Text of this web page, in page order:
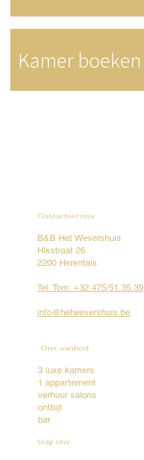
Kamer boeken
Contacteer ons
B&B Het Wevershuis
Hikstraat 26
2200 Herentals
Tel. Tom: +32 475/51.35.39
info@hetwevershuis.be
Ons aanbod
3 luxe kamers
1 appartement
verhuur salons
ontbijt
bar
Volg ons